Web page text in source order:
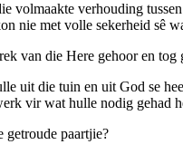
volmaakte verhouding
nie met volle sekerheid sê
van die Here gehoor en tog
uit die tuin en uit God se
vir wat hulle nodig gehad
getroude paartjie?